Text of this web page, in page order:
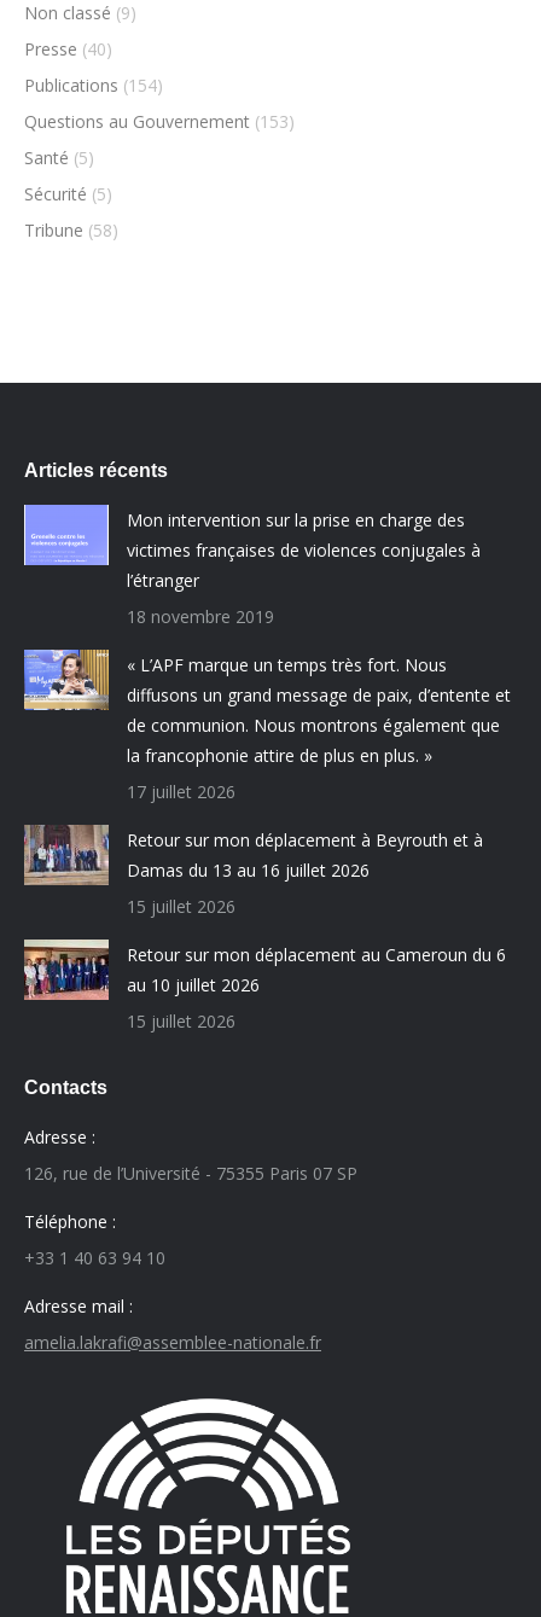
Non classé (9)
Presse (40)
Publications (154)
Questions au Gouvernement (153)
Santé (5)
Sécurité (5)
Tribune (58)
Articles récents
Mon intervention sur la prise en charge des
victimes françaises de violences conjugales à
l’étranger
18 novembre 2019
« L’APF marque un temps très fort. Nous
diffusons un grand message de paix, d’entente et
de communion. Nous montrons également que
la francophonie attire de plus en plus. »
17 juillet 2026
Retour sur mon déplacement à Beyrouth et à
Damas du 13 au 16 juillet 2026
15 juillet 2026
Retour sur mon déplacement au Cameroun du 6
au 10 juillet 2026
15 juillet 2026
Contacts
Adresse :
126, rue de l’Université - 75355 Paris 07 SP
Téléphone :
+33 1 40 63 94 10
Adresse mail :
amelia.lakrafi@assemblee-nationale.fr